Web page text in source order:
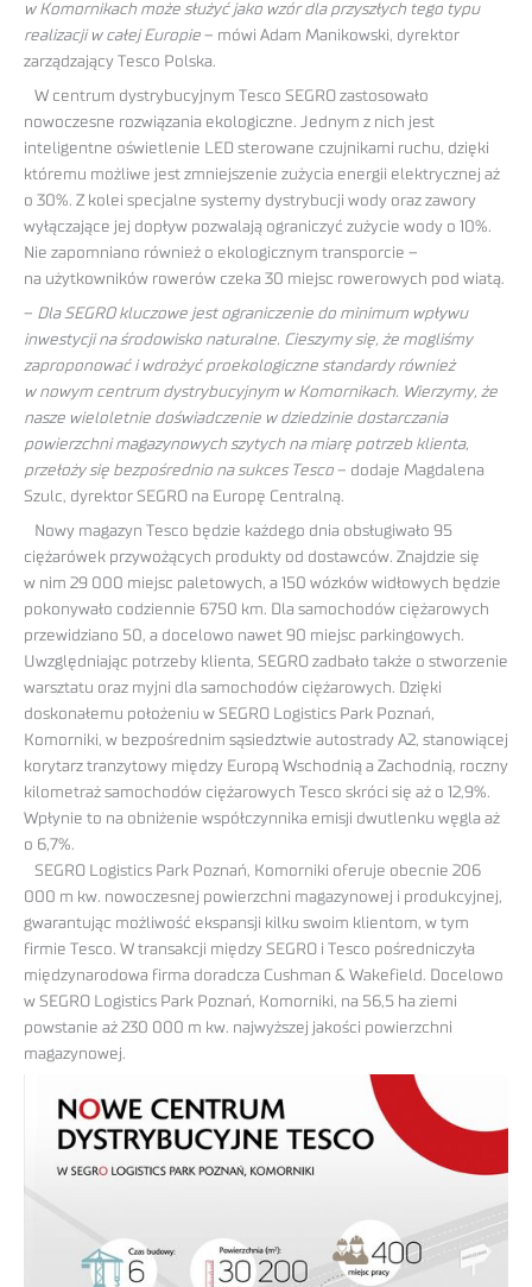
w Komornikach może służyć jako wzór dla przyszłych tego typu
realizacji w całej Europie – mówi Adam Manikowski, dyrektor
zarządzający Tesco Polska.
W centrum dystrybucyjnym Tesco SEGRO zastosowało
nowoczesne rozwiązania ekologiczne. Jednym z nich jest
inteligentne oświetlenie LED sterowane czujnikami ruchu, dzięki
któremu możliwe jest zmniejszenie zużycia energii elektrycznej aż
o 30%. Z kolei specjalne systemy dystrybucji wody oraz zawory
wyłączające jej dopływ pozwalają ograniczyć zużycie wody o 10%.
Nie zapomniano również o ekologicznym transporcie –
na użytkowników rowerów czeka 30 miejsc rowerowych pod wiatą.
– Dla SEGRO kluczowe jest ograniczenie do minimum wpływu
inwestycji na środowisko naturalne. Cieszymy się, że mogliśmy
zaproponować i wdrożyć proekologiczne standardy również
w nowym centrum dystrybucyjnym w Komornikach. Wierzymy, że
nasze wieloletnie doświadczenie w dziedzinie dostarczania
powierzchni magazynowych szytych na miarę potrzeb klienta,
przełoży się bezpośrednio na sukces Tesco – dodaje Magdalena
Szulc, dyrektor SEGRO na Europę Centralną.
Nowy magazyn Tesco będzie każdego dnia obsługiwało 95
ciężarówek przywożących produkty od dostawców. Znajdzie się
w nim 29 000 miejsc paletowych, a 150 wózków widłowych będzie
pokonywało codziennie 6750 km. Dla samochodów ciężarowych
przewidziano 50, a docelowo nawet 90 miejsc parkingowych.
Uwzględniając potrzeby klienta, SEGRO zadbało także o stworzenie
warsztatu oraz myjni dla samochodów ciężarowych. Dzięki
doskonałemu położeniu w SEGRO Logistics Park Poznań,
Komorniki, w bezpośrednim sąsiedztwie autostrady A2, stanowiącej
korytarz tranzytowy między Europą Wschodnią a Zachodnią, roczny
kilometraż samochodów ciężarowych Tesco skróci się aż o 12,9%.
Wpłynie to na obniżenie współczynnika emisji dwutlenku węgla aż
o 6,7%.
SEGRO Logistics Park Poznań, Komorniki oferuje obecnie 206
000 m kw. nowoczesnej powierzchni magazynowej i produkcyjnej,
gwarantując możliwość ekspansji kilku swoim klientom, w tym
firmie Tesco. W transakcji między SEGRO i Tesco pośredniczyła
międzynarodowa firma doradcza Cushman & Wakefield. Docelowo
w SEGRO Logistics Park Poznań, Komorniki, na 56,5 ha ziemi
powstanie aż 230 000 m kw. najwyższej jakości powierzchni
magazynowej.